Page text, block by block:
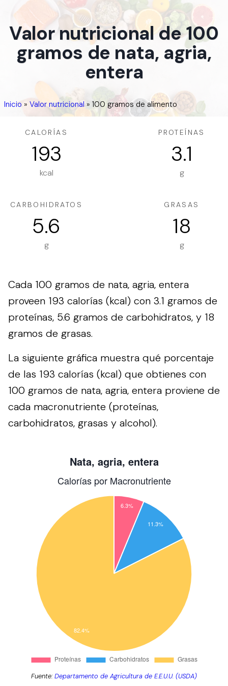
Valor nutricional de 100
gramos de nata, agria,
entera
Inicio » Valor nutricional» 100 gramos de alimento
CALORÍAS
193
kcal
PROTEÍNAS
3.1
g
CARBOHIDRATOS
5.6
g
GRASAS
18
g
Cada 100 gramos de nata, agria, entera
proveen 193 calorías (kcal) con 3.1 gramos de
proteínas, 5.6 gramos de carbohidratos, y 18
gramos de grasas.
La siguiente gráfica muestra qué porcentaje
de las 193 calorías (kcal) que obtienes con
100 gramos de nata, agria, entera proviene de
cada macronutriente (proteínas,
carbohidratos, grasas y alcohol).
Fuente:Departamento de Agricultura de E.E.U.U. (USDA)